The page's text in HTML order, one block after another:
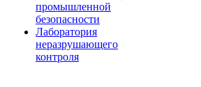
промышленной
безопасности
Лаборатория
неразрушающего
контроля